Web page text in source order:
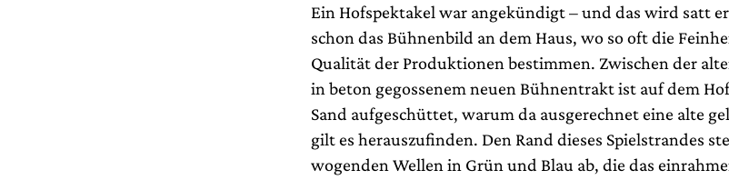
Ein Hofspektakel war angekündigt – und das wird satt
schon das Bühnenbild an dem Haus, wo so oft die
Qualität der Produktionen bestimmen. Zwischen der
in beton gegossenem neuen Bühnentrakt ist auf dem
Sand aufgeschüttet, warum da ausgerechnet eine alte
gilt es herauszufinden. Den Rand dieses Spielstrandes
wogenden Wellen in Grün und Blau ab, die das